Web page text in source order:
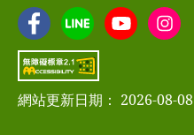
網站更新日期： 2026-08-08